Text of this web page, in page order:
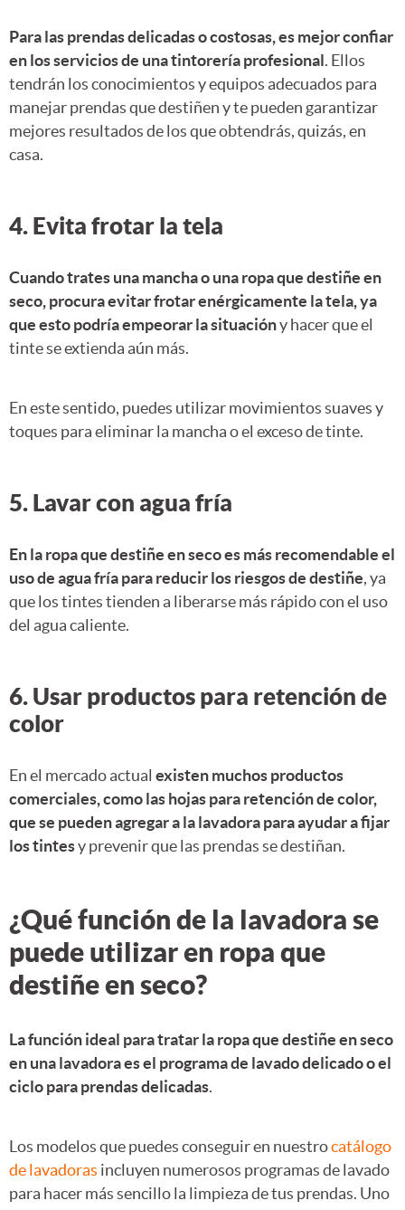
Para las prendas delicadas o costosas, es mejor confiar
en los servicios de una tintorería profesional. Ellos
tendrán los conocimientos y equipos adecuados para
manejar prendas que destiñen y te pueden garantizar
mejores resultados de los que obtendrás, quizás, en
casa.
4. Evita frotar la tela
Cuando trates una mancha o una ropa que destiñe en
seco, procura evitar frotar enérgicamente la tela, ya
que esto podría empeorar la situacióny hacer que el
tinte se extienda aún más.
En este sentido, puedes utilizar movimientos suaves y
toques para eliminar la mancha o el exceso de tinte.
5. Lavar con agua fría
En la ropa que destiñe en seco es más recomendable el
uso de agua fría para reducir los riesgos de destiñe, ya
que los tintes tienden a liberarse más rápido con el uso
del agua caliente.
6. Usar productos para retención de
color
En el mercado actual existen muchos productos
comerciales, como las hojas para retención de color,
que se pueden agregar a la lavadora para ayudar a fijar
los tintesy prevenir que las prendas se destiñan.
¿Qué función de la lavadora se
puede utilizar en ropa que
destiñe en seco?
La función ideal para tratar la ropa que destiñe en seco
en una lavadora es el programa de lavado delicado o el
ciclo para prendas delicadas.
Los modelos que puedes conseguir en nuestrocatálogo
de lavadoras incluyen numerosos programas de lavado
para hacer más sencillo la limpieza de tus prendas. Uno